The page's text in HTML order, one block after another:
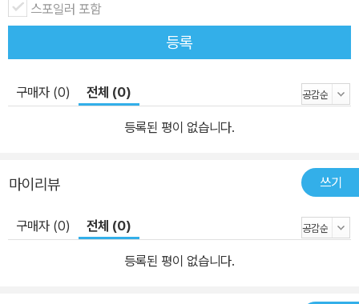
다. 콘텐츠 1. 흥미진진 수학만화 수학적 계산을 이용하여 위기를 탈
출하고, 사건을 해결하는 이야기를 통해 수학에 흥미를 느끼고 논리
적인 깨달음을 얻게 됩니다. 2. 창의력과 수리논술 실력이 쑥쑥 자라
리ㆍ법칙ㆍ해법을 명확히 종합 정리하는 주제들과 수학 지도로 구성
스포일러 포함
등록
구매자 (0) 전체 (0)
등록된 평이 없습니다.
마이리뷰 쓰기
구매자 (0) 전체 (0)
등록된 평이 없습니다.